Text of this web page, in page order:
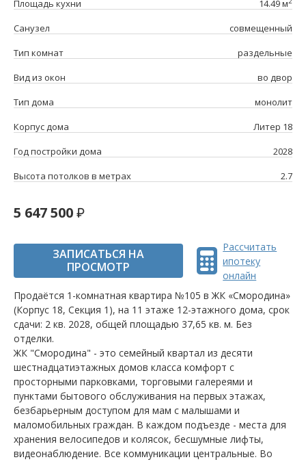
Площадь кухни 14.49 м
Санузел
совмещенный
Тип комнат
раздельные
Вид из окон
во двор
Тип дома
монолит
Корпус дома
Литер 18
Год постройки дома
2028
Высота потолков в метрах
2.7
5 647 500
ЗАПИСАТЬСЯ НА
ПРОСМОТР
Рассчитать
ипотеку
онлайн
Продаётся 1-комнатная квартира №105 в ЖК «Смородина»
(Корпус 18, Секция 1), на 11 этаже 12-этажного дома, срок
сдачи: 2 кв. 2028, общей площадью 37,65 кв. м. Без
отделки.
ЖК "Смородина" - это семейный квартал из десяти
шестнадцатиэтажных домов класса комфорт с
просторными парковками, торговыми галереями и
пунктами бытового обслуживания на первых этажах,
безбарьерным доступом для мам с малышами и
маломобильных граждан. В каждом подъезде - места для
хранения велосипедов и колясок, бесшумные лифты,
видеонаблюдение. Все коммуникации центральные. Во